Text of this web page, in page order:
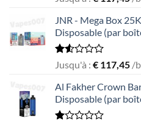
out
of 5
JNR - Mega Box
Disposable (par
Rated
out
of
5
Jusqu'à : € 117,45 /
Al Fakher Crown
Disposable (par